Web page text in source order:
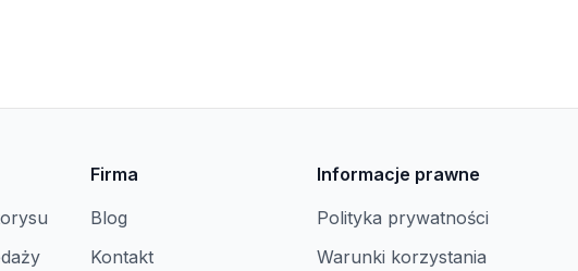
Firma
Blog
Kontakt
Informacje prawne
Polityka prywatności
Warunki korzystania